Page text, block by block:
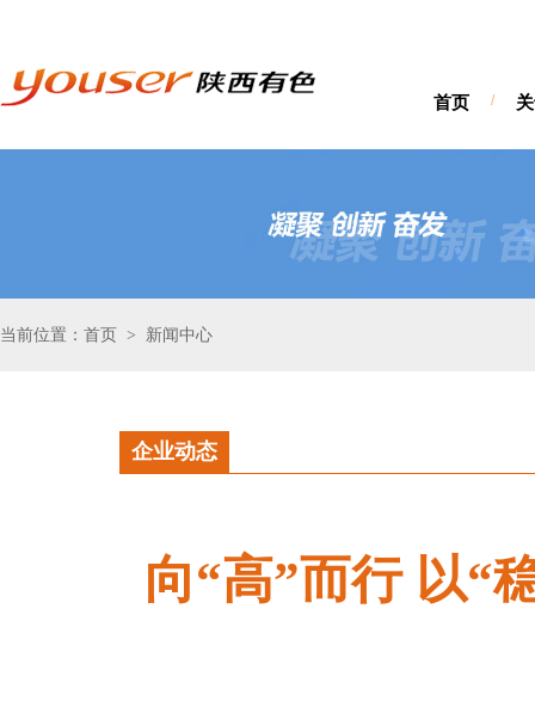
首页 /
当前位置：首页 > 新闻中心
企业动态
向“高”而行 以“